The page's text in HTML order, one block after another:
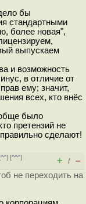
бы
стандартными
более новая",
выпускаем
и возможность
в отличие от
ему; значит,
всех, кто внёс
было
претензий не
сделают!
^^] [^^^]
+ / –
не переходить на